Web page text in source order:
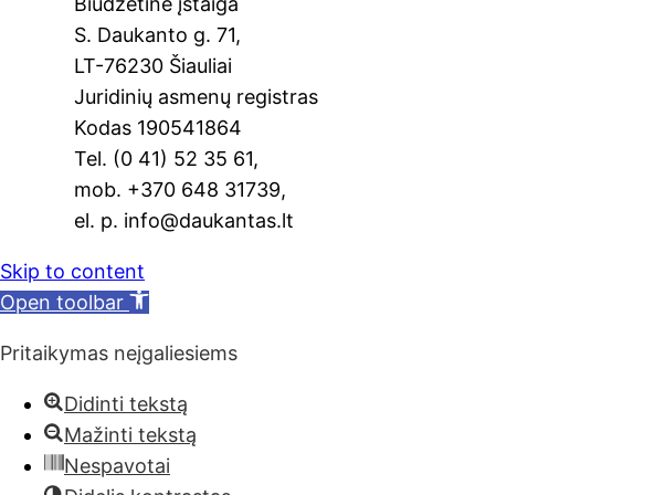
S. Daukanto g. 71,
LT-76230 Šiauliai
Juridinių asmenų registras
Kodas 190541864
Tel. (0 41) 52 35 61,
mob. +370 648 31739,
el. p. info@daukantas.lt
Skip to content
Open toolbar
Pritaikymas neįgaliesiems
Didinti tekstą
Mažinti tekstą
Nespavotai